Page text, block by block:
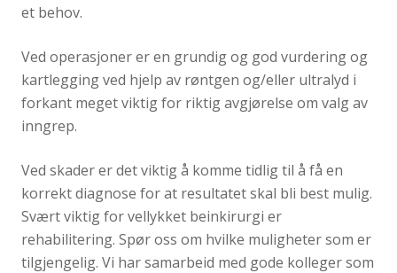
et behov.
Ved operasjoner er en grundig og god vurdering og
kartlegging ved hjelp av røntgen og/eller ultralyd i
forkant meget viktig for riktig avgjørelse om valg av
inngrep.
Ved skader er det viktig å komme tidlig til å få en
korrekt diagnose for at resultatet skal bli best mulig.
Svært viktig for vellykket beinkirurgi er
rehabilitering. Spør oss om hvilke muligheter som er
tilgjengelig. Vi har samarbeid med gode kolleger som